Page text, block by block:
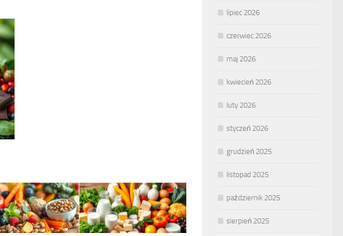
lipiec 2026
czerwiec 2026
maj 2026
kwiecień 2026
luty 2026
styczeń 2026
grudzień 2025
listopad 2025
październik 2025
sierpień 2025